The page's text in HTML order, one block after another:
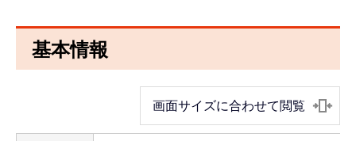
基本情報
画面サイズに合わせて閲覧